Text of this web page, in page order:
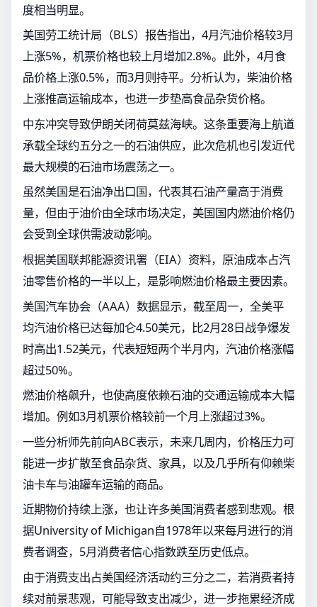
度相当明显。
美国劳工统计局（BLS）报告指出，4月汽油价格较3月
上涨5%，机票价格也较上月增加2.8%。此外，4月食
品价格上涨0.5%，而3月则持平。分析认为，柴油价格
上涨推高运输成本，也进一步垫高食品杂货价格。
中东冲突导致伊朗关闭荷莫兹海峡。这条重要海上航道
承载全球约五分之一的石油供应，此次危机也引发近代
最大规模的石油市场震荡之一。
虽然美国是石油净出口国，代表其石油产量高于消费
量，但由于油价由全球市场决定，美国国内燃油价格仍
会受到全球供需波动影响。
根据美国联邦能源资讯署（EIA）资料，原油成本占汽
油零售价格的一半以上，是影响燃油价格最主要因素。
美国汽车协会（AAA）数据显示，截至周一，全美平
均汽油价格已达每加仑4.50美元，比2月28日战争爆发
时高出1.52美元，代表短短两个半月内，汽油价格涨幅
超过50%。
燃油价格飙升，也使高度依赖石油的交通运输成本大幅
增加。例如3月机票价格较前一个月上涨超过3%。
一些分析师先前向ABC表示，未来几周内，价格压力可
能进一步扩散至食品杂货、家具，以及几乎所有仰赖柴
油卡车与油罐车运输的商品。
近期物价持续上涨，也让许多美国消费者感到悲观。根
据University of Michigan自1978年以来每月进行的消
费者调查，5月消费者信心指数跌至历史低点。
由于消费支出占美国经济活动约三分之二，若消费者持
续对前景悲观，可能导致支出减少，进一步拖累经济成